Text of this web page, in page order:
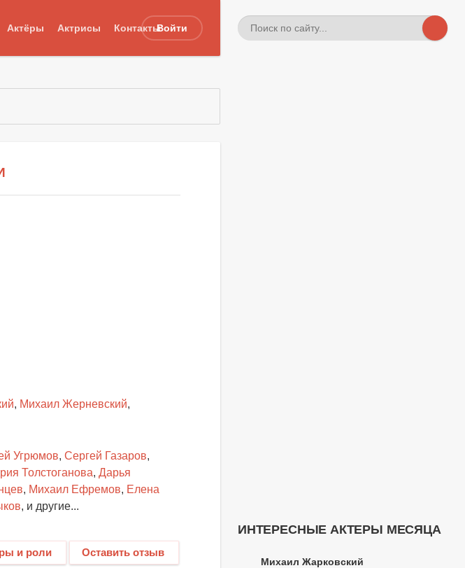
Актёры Актрисы КонтактыВойти
, Михаил Жерневский,
Угрюмов, Сергей Газаров,
Толстоганова, Дарья
, Михаил Ефремов, Елена
, и другие...
и роли Оставить отзыв
ИНТЕРЕСНЫЕ АКТЕРЫ МЕСЯЦА
Михаил Жарковский